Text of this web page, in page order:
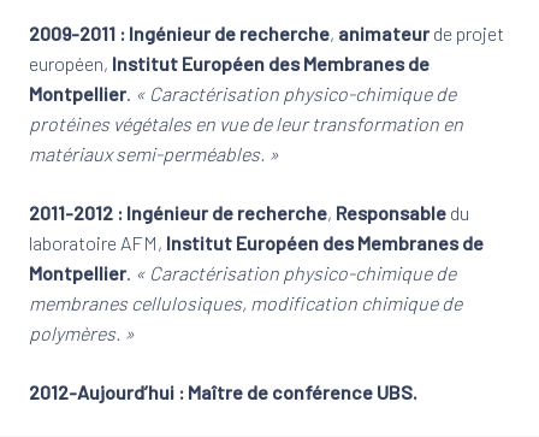
2009-2011 : Ingénieur de recherche, animateurde projet
européen, Institut Européen des Membranes de
Montpellier. « Caractérisation physico-chimique de
protéines végétales en vue de leur transformation en
matériaux semi-perméables. »
2011-2012 : Ingénieur de recherche, Responsable du
laboratoire AFM, Institut Européen des Membranes de
Montpellier. « Caractérisation physico-chimique de
membranes cellulosiques, modification chimique de
polymères. »
2012-Aujourd’hui : Maître de conférence UBS.